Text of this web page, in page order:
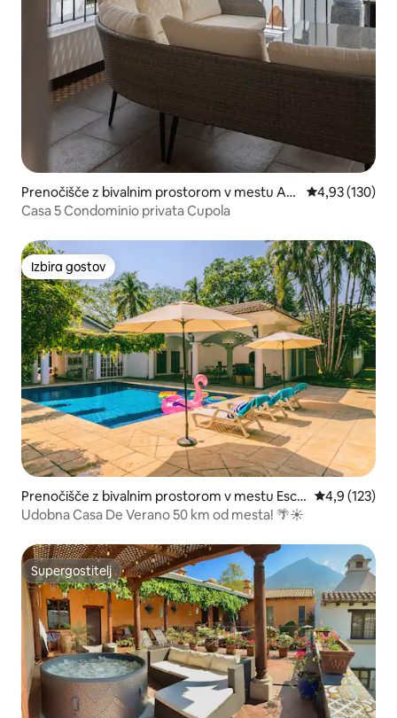
Prenočišče z bivalnim prostorom v mestu Ant
igua Guatemala
Povprečna
4,93 (130)
Casa 5 Condominio privata Cupola
Izbira gostov
Izbira gostov
Prenočišče z bivalnim prostorom v mestu Escui
ntla
Povprečna
4,9 (123)
Udobna Casa De Verano 50 km od mesta! 🌴☀️
Supergostitelj
Supergostitelj